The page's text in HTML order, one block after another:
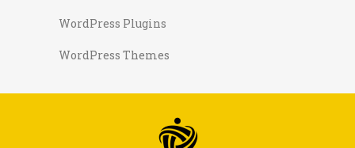
WordPress Plugins
WordPress Themes